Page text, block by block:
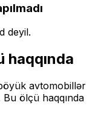
deyil.
haqqında
avtomobillər
ölçü haqqında